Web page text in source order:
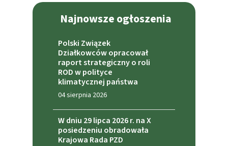
Najnowsze ogłoszenia
Polski Związek
Działkowców opracował
raport strategiczny o roli
ROD w polityce
klimatycznej państwa
04 sierpnia 2026
W dniu 29 lipca 2026 r. na X
posiedzeniu obradowała
Krajowa Rada PZD